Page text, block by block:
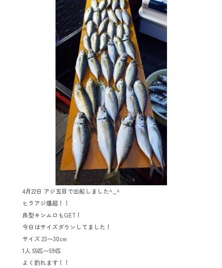
4月22日 アジ五目で出船しました^_^
ヒラアジ爆超！！
良型キンムロもGET！
今日はサイズダウンしてました！
サイズ 23〜30cm
1人 55匹〜59匹
よく釣れます！！